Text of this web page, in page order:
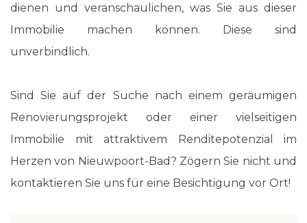
dienen und veranschaulichen, was Sie aus dieser
Immobilie machen können. Diese sind
unverbindlich.
Sind Sie auf der Suche nach einem geräumigen
Renovierungsprojekt oder einer vielseitigen
Immobilie mit attraktivem Renditepotenzial im
Herzen von Nieuwpoort-Bad? Zögern Sie nicht und
kontaktieren Sie uns für eine Besichtigung vor Ort!